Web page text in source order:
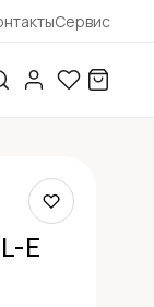
Сервис
E